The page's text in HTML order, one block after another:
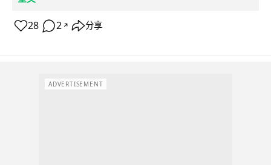
28 2 ↗ 分享
ADVERTISEMENT